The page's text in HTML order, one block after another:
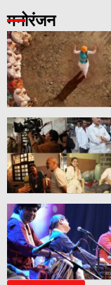
मनोरंजन